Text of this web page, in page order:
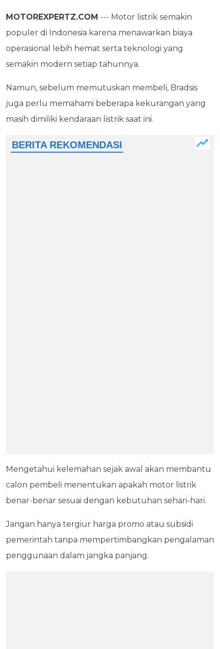
MOTOREXPERTZ.COM --- Motor listrik semakin
populer di Indonesia karena menawarkan biaya
operasional lebih hemat serta teknologi yang
semakin modern setiap tahunnya.
Namun, sebelum memutuskan membeli, Bradsis
juga perlu memahami beberapa kekurangan yang
masih dimiliki kendaraan listrik saat ini.
Mengetahui kelemahan sejak awal akan membantu
calon pembeli menentukan apakah motor listrik
benar-benar sesuai dengan kebutuhan sehari-hari.
Jangan hanya tergiur harga promo atau subsidi
pemerintah tanpa mempertimbangkan pengalaman
penggunaan dalam jangka panjang.